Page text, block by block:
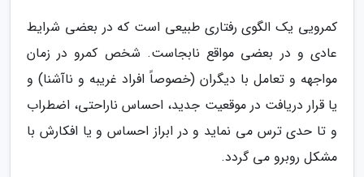
کمرویی یک الگوی رفتاری طبیعی است که در بعضی شرایط
عادی و در بعضی مواقع نابجاست. شخص کمرو در زمان
مواجهه و تعامل با دیگران (خصوصاً افراد غریبه و ناآشنا) و
یا قرار دریافت در موقعیت جدید، احساس ناراحتی، اضطراب
و تا حدی ترس می نماید و در ابراز احساس و یا افکارش با
مشکل روبرو می گردد.